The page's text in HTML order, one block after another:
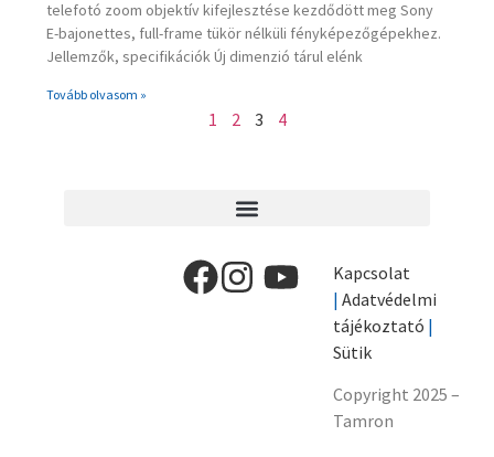
telefotó zoom objektív kifejlesztése kezdődött meg Sony
E-bajonettes, full-frame tükör nélküli fényképezőgépekhez.
Jellemzők, specifikációk Új dimenzió tárul elénk
Tovább olvasom »
1 2 3 4
Kapcsolat
| Adatvédelmi
tájékoztató |
Sütik
Copyright 2025 –
Tamron